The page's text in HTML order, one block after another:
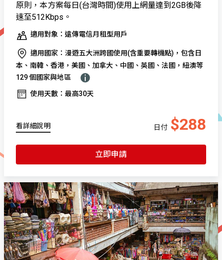
原則，本方案每日(台灣時間)使用上網量達到2GB後降
速至512Kbps。
適用對象：遠傳電信月租型用戶
適用國家：漫遊五大洲跨國使用(含重要轉機點)，包含日
本、南韓、香港，美國、加拿大、中國、英國、法國，紐澳等
129 個國家與地區
使用天數：最高30天
看詳細說明 日付 $288
立即申請